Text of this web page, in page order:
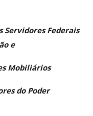
Servidores Federais
e
Mobiliários
do Poder